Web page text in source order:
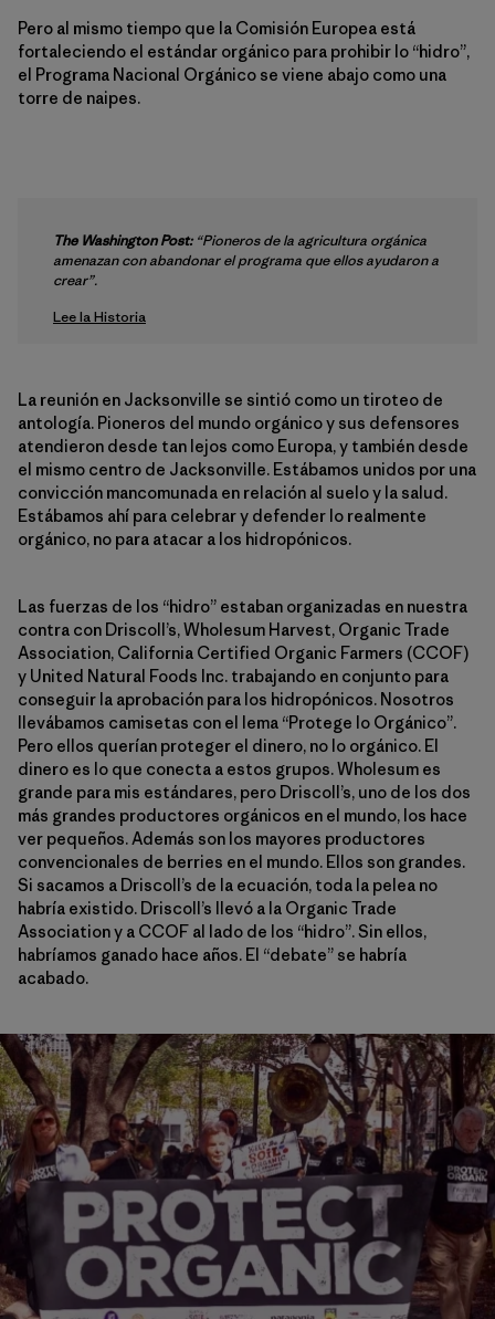
Pero al mismo tiempo que la Comisión Europea está
fortaleciendo el estándar orgánico para prohibir lo “hidro”,
el Programa Nacional Orgánico se viene abajo como una
torre de naipes.
The Washington Post: “Pioneros de la agricultura orgánica
amenazan con abandonar el programa que ellos ayudaron a
crear”.
Lee la Historia
La reunión en Jacksonville se sintió como un tiroteo de
antología. Pioneros del mundo orgánico y sus defensores
atendieron desde tan lejos como Europa, y también desde
el mismo centro de Jacksonville. Estábamos unidos por una
convicción mancomunada en relación al suelo y la salud.
Estábamos ahí para celebrar y defender lo realmente
orgánico, no para atacar a los hidropónicos.
Las fuerzas de los “hidro” estaban organizadas en nuestra
contra con Driscoll’s, Wholesum Harvest, Organic Trade
Association, California Certified Organic Farmers (CCOF)
y United Natural Foods Inc. trabajando en conjunto para
conseguir la aprobación para los hidropónicos. Nosotros
llevábamos camisetas con el lema “Protege lo Orgánico”.
Pero ellos querían proteger el dinero, no lo orgánico. El
dinero es lo que conecta a estos grupos. Wholesum es
grande para mis estándares, pero Driscoll’s, uno de los dos
más grandes productores orgánicos en el mundo, los hace
ver pequeños. Además son los mayores productores
convencionales de berries en el mundo. Ellos son grandes.
Si sacamos a Driscoll’s de la ecuación, toda la pelea no
habría existido. Driscoll’s llevó a la Organic Trade
Association y a CCOF al lado de los “hidro”. Sin ellos,
habríamos ganado hace años. El “debate” se habría
acabado.